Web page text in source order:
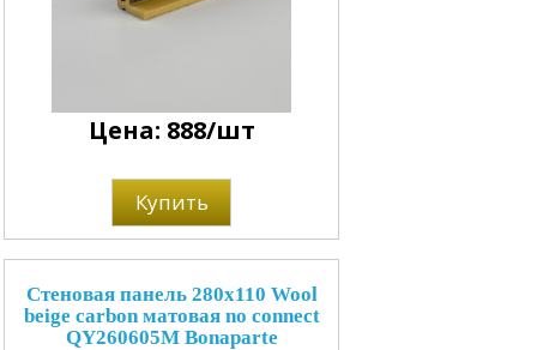
Цена: 888/шт
Купить
Стеновая панель 280x110 Wool
beige carbon матовая no connect
QY260605M Bonaparte